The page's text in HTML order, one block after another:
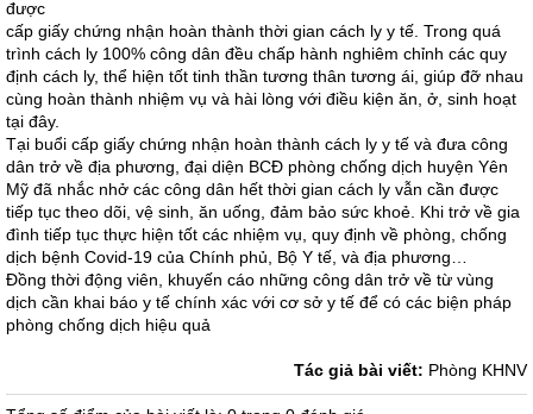
được
cấp giấy chứng nhận hoàn thành thời gian cách ly y tế. Trong quá
trình cách ly 100% công dân đều chấp hành nghiêm chỉnh các quy
định cách ly, thể hiện tốt tinh thần tương thân tương ái, giúp đỡ nhau
cùng hoàn thành nhiệm vụ và hài lòng với điều kiện ăn, ở, sinh hoạt
tại đây.
Tại buổi cấp giấy chứng nhận hoàn thành cách ly y tế và đưa công
dân trở về địa phương, đại diện BCĐ phòng chống dịch huyện Yên
Mỹ đã nhắc nhở các công dân hết thời gian cách ly vẫn cần được
tiếp tục theo dõi, vệ sinh, ăn uống, đảm bảo sức khoẻ. Khi trở về gia
đình tiếp tục thực hiện tốt các nhiệm vụ, quy định về phòng, chống
dịch bệnh Covid-19 của Chính phủ, Bộ Y tế, và địa phương…
Đồng thời động viên, khuyến cáo những công dân trở về từ vùng
dịch cần khai báo y tế chính xác với cơ sở y tế để có các biện pháp
phòng chống dịch hiệu quả
Tác giả bài viết: Phòng KHNV